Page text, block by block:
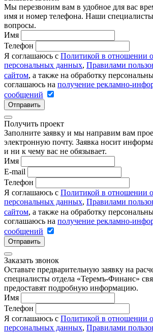
Мы перезвоним вам в удобное для вас
имя и номер телефона. Наши специалисты
вопросы.
Имя
Телефон
Я соглашаюсь с Политикой в отношении
персональных данных, Правилами
сайтом, а также на обработку
соглашаюсь на получение рекламно-
сообщений
Отправить
Получить проект
Заполните заявку и мы направим вам
электронную почту. Заявка носит
и ни к чему вас не обязывает.
Имя
E-mail
Телефон
Я соглашаюсь с Политикой в отношении
персональных данных, Правилами
сайтом, а также на обработку
соглашаюсь на получение рекламно-
сообщений
Отправить
Заказать звонок
Оставьте предварительную заявку на
специалисты отдела «Теремъ-Финанс»
предоставят подробную информацию.
Имя
Телефон
Я соглашаюсь с Политикой в отношении
персональных данных, Правилами